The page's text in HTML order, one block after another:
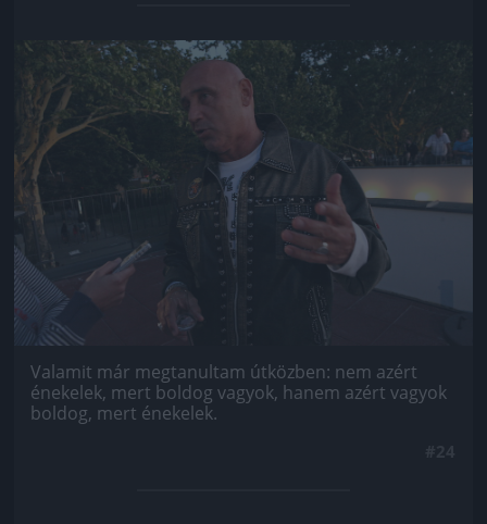
Jön még kép!
Valamit már megtanultam útközben: nem azért
énekelek, mert boldog vagyok, hanem azért vagyok
boldog, mert énekelek.